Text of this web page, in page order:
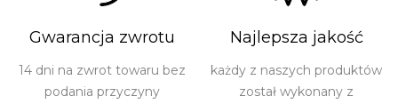
Gwarancja zwrotu
14 dni na zwrot towaru bez
podania przyczyny
Najlepsza jakość
każdy z naszych produktów
został wykonany z